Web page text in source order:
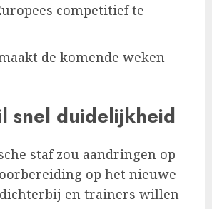
competitief te
de komende weken
snel duidelijkheid
staf zou aandringen op
op het nieuwe
en trainers willen